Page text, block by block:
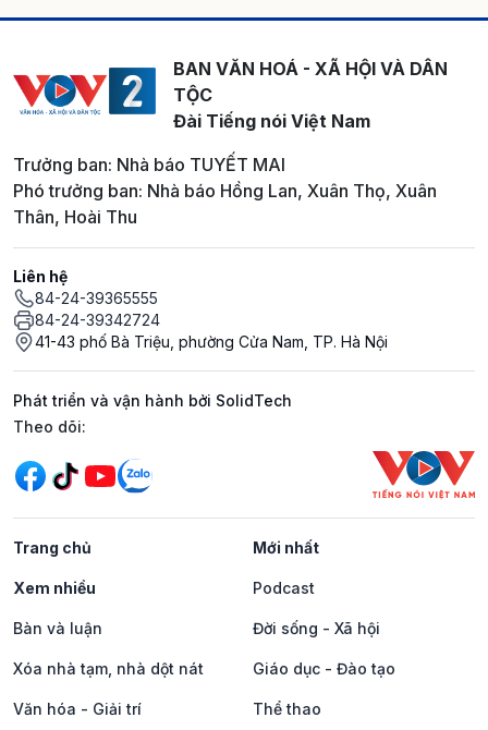
BAN VĂN HOÁ - XÃ HỘI VÀ DÂN
TỘC
Đài Tiếng nói Việt Nam
Trưởng ban: Nhà báo TUYẾT MAI
Phó trưởng ban: Nhà báo Hồng Lan, Xuân Thọ, Xuân
Thân, Hoài Thu
Liên hệ
84-24-39365555
84-24-39342724
41-43 phố Bà Triệu, phường Cửa Nam, TP. Hà Nội
Phát triển và vận hành bởi SolidTech
Mạng xã hội
Theo dõi:
Trang chủ Mới nhất
Xem nhiều Podcast
Bàn và luận Đời sống - Xã hội
Xóa nhà tạm, nhà dột nát Giáo dục - Đào tạo
Văn hóa - Giải trí Thể thao